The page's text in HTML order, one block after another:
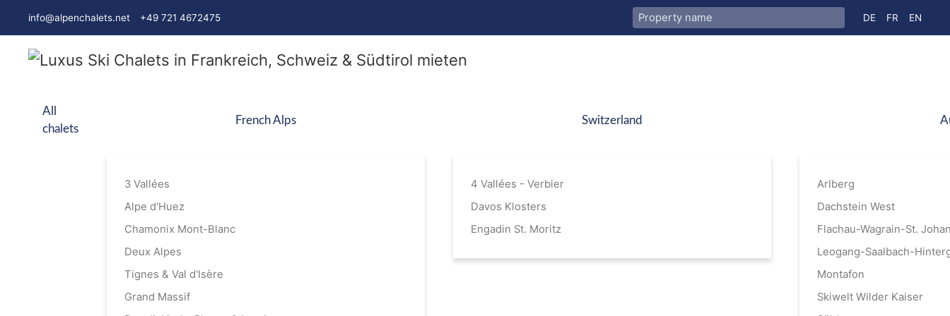
info@alpenchalets.net +49 721 4672475 Select your
DE FR EN
All
chalets
French Alps
3 Vallées
Alpe d'Huez
Chamonix Mont-Blanc
Deux Alpes
Tignes & Val d'Isère
Grand Massif
Switzerland
4 Vallées - Verbier
Davos Klosters
Engadin St. Moritz
Arlberg
Dachstein West
Flachau-Wagrain-St.
Leogang-Saalbach-
Montafon
Skiwelt Wilder Kaiser